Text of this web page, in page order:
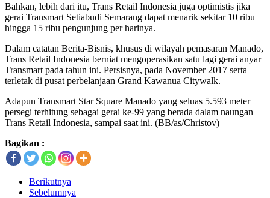
Bahkan, lebih dari itu, Trans Retail Indonesia juga optimistis jika
gerai Transmart Setiabudi Semarang dapat menarik sekitar 10 ribu
hingga 15 ribu pengunjung per harinya.
Dalam catatan Berita-Bisnis, khusus di wilayah pemasaran Manado,
Trans Retail Indonesia berniat mengoperasikan satu lagi gerai anyar
Transmart pada tahun ini. Persisnya, pada November 2017 serta
terletak di pusat perbelanjaan Grand Kawanua Citywalk.
Adapun Transmart Star Square Manado yang seluas 5.593 meter
persegi terhitung sebagai gerai ke-99 yang berada dalam naungan
Trans Retail Indonesia, sampai saat ini. (BB/as/Christov)
Bagikan :
Berikutnya
Sebelumnya